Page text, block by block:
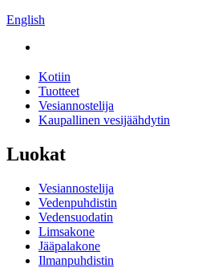
English
Kotiin
Tuotteet
Vesiannostelija
Kaupallinen vesijäähdytin
Luokat
Vesiannostelija
Vedenpuhdistin
Vedensuodatin
Limsakone
Jääpalakone
Ilmanpuhdistin